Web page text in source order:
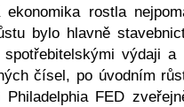
ekonomika rostla
bylo hlavně
spotřebitelskými výdaji
čísel, po úvodním
Philadelphia FED